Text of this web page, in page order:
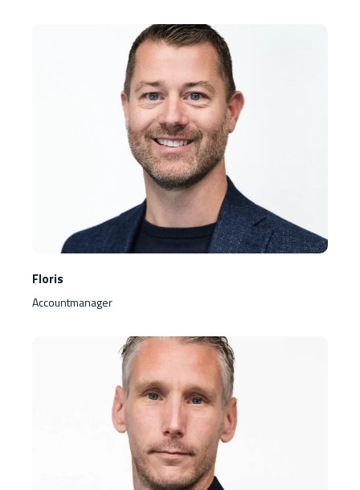
Floris
Accountmanager